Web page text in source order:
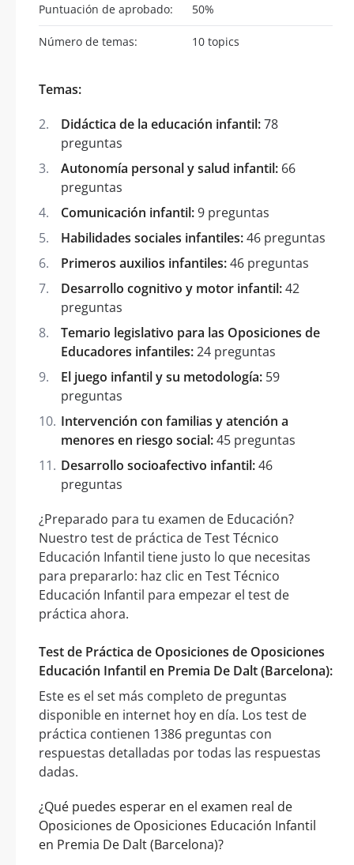
Puntuación de aprobado: 50%
Número de temas: 10 topics
Temas:
Didáctica de la educación infantil:78
preguntas
Autonomía personal y salud infantil: 66
preguntas
Comunicación infantil:9 preguntas
Habilidades sociales infantiles:46 preguntas
Primeros auxilios infantiles:46 preguntas
Desarrollo cognitivo y motor infantil:42
preguntas
Temario legislativo para las Oposiciones de
Educadores infantiles:24 preguntas
El juego infantil y su metodología: 59
preguntas
Intervención con familias y atención a
menores en riesgo social:45 preguntas
Desarrollo socioafectivo infantil:46
preguntas
¿Preparado para tu examen de Educación?
Nuestro test de práctica de Test Técnico
Educación Infantil tiene justo lo que necesitas
para prepararlo: haz clic en Test Técnico
Educación Infantil para empezar el test de
práctica ahora.
Test de Práctica de Oposiciones de Oposiciones
Educación Infantil en Premia De Dalt (Barcelona):
Este es el set más completo de preguntas
disponible en internet hoy en día. Los test de
práctica contienen 1386 preguntas con
respuestas detalladas por todas las respuestas
dadas.
¿Qué puedes esperar en el examen real de
Oposiciones de Oposiciones Educación Infantil
en Premia De Dalt (Barcelona)?